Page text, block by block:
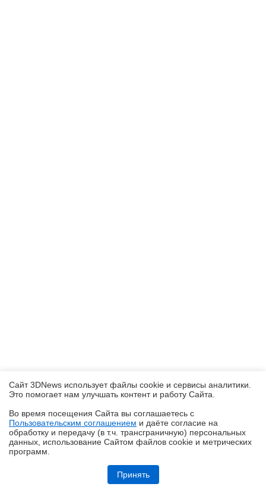
Обзор видеокарты Acer Nitro Radeon RX 9060 XT OC 8G: на что
Сайт 3DNews использует файлы cookie и сервисы аналитики.
Это помогает нам улучшать контент и работу Cайта.
Во время посещения Cайта вы соглашаетесь с
Пользовательским соглашением и даёте согласие на
обработку и передачу (в т.ч. трансграничную) персональных
данных, использование Cайтом файлов cookie и метрических
программ.
Принять